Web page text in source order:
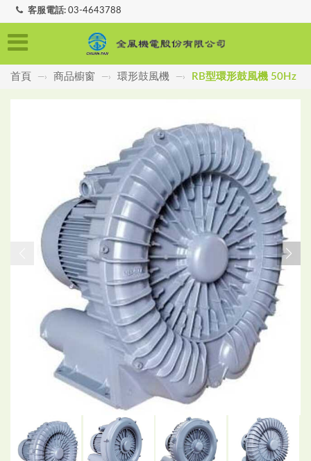
客服電話: 03-4643788
首頁 —› 商品櫥窗 —› 環形鼓風機 —› RB型環形鼓風機 50Hz